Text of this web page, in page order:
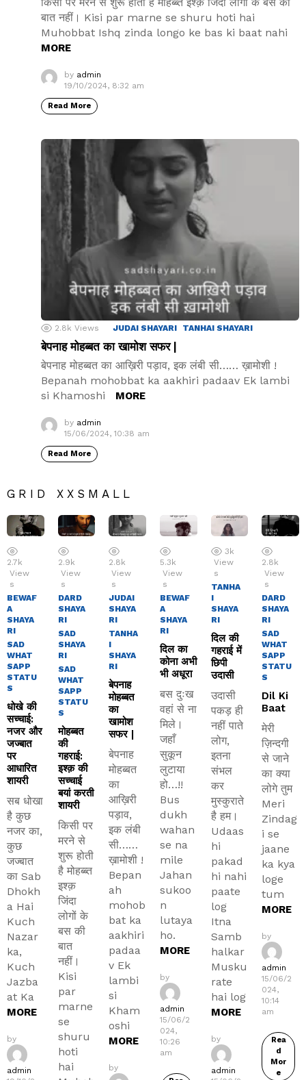
बात नहीं। Kisi par marne se shuru hoti hai
Muhobbat Ishq zinda longo ke bas ki baat nahi
MORE
by admin
19/10/2024, 8:32 am
Read More
2.8k Views JUDAI SHAYARI TANHAI SHAYARI
बेपनाह मोहब्बत का खामोश सफर |
बेपनाह मोहब्बत का आख़िरी पड़ाव, इक लंबी सी…… ख़ामोशी !
Bepanah mohobbat ka aakhiri padaav Ek lambi
si Khamoshi MORE
by admin
15/06/2024, 10:38 am
Read More
GRID XXSMALL
2.7k
View
s
BEWAF
A
SHAYA
RI
SAD
WHAT
SAPP
STATU
S
धोखे की
सच्चाई:
नजर और
जज्बात
पर
आधारित
शायरी
सब धोखा
है कुछ
नजर का,
कुछ
जज्बात
का Sab
Dhokh
a Hai
Kuch
Nazar
ka,
Kuch
Jazba
at Ka
MORE
by
admin
2.9k
View
s
DARD
SHAYA
RI
SAD
SHAYA
RI
SAD
WHAT
SAPP
STATU
S
मोहब्बत
की
गहराई:
इश्क़ की
सच्चाई
बयां करती
शायरी
किसी पर
मरने से
शुरू होती
है मोहब्ब्त
इश्क़
जिंदा
लोगों के
बस की
बात
नहीं।
Kisi
par
marne
se
shuru
hoti
hai
2.8k
View
s
JUDAI
SHAYA
RI
TANHA
I
SHAYA
RI
बेपनाह
मोहब्बत
का
खामोश
सफर |
बेपनाह
मोहब्बत
का
आख़िरी
पड़ाव,
इक लंबी
सी……
ख़ामोशी !
Bepan
ah
mohob
bat ka
aakhiri
padaa
v Ek
lambi
si
Kham
oshi
MORE
by
5.3k
View
s
BEWAF
A
SHAYA
RI
दिल का
कोना अभी
भी अधूरा
बस दुःख
वहां से ना
मिले।
जहाँ
सुकून
लुटाया
हो…!!
Bus
dukh
wahan
se na
mile
Jahan
sukoo
n
lutaya
ho.
MORE
by
admin
15/06/2
024,
10:26
am
3k
View
s
TANHA
I
SHAYA
RI
दिल की
गहराई में
छिपी
उदासी
उदासी
पकड़ ही
नहीं पाते
लोग,
इतना
संभल
कर
मुस्कुराते
है हम।
Udaas
hi
pakad
hi nahi
paate
log
Itna
Samb
halkar
Musku
rate
hai log
MORE
by
admin
2.8k
View
s
DARD
SHAYA
RI
SAD
WHAT
SAPP
STATU
S
Dil Ki
Baat
मेरी
ज़िन्दगी
से जाने
का क्या
लोगे तुम
Meri
Zindag
i se
jaane
ka kya
loge
tum
MORE
by
admin
15/06/2
024,
10:14
am
Rea
d
Mor
e